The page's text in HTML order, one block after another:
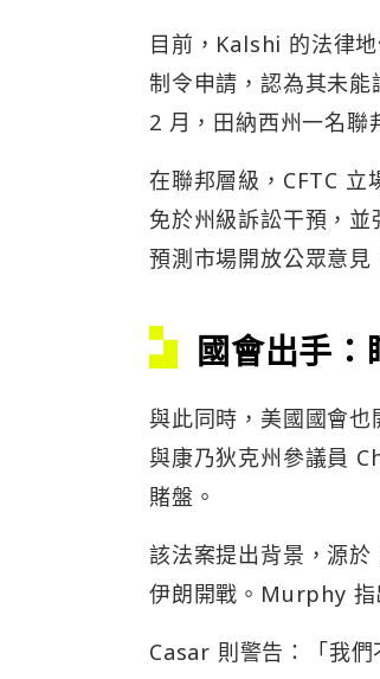
目前，Kalshi 的法律
制令申請，認為其未
2 月，田納西州一名聯
在聯邦層級，CFTC
免於州級訴訟干預，
預測市場開放公眾意見
國會出手：
與此同時，美國國會
與康乃狄克州參議員
賭盤。
該法案提出背景，源
伊朗開戰。Murphy 指
Casar 則警告：「我們